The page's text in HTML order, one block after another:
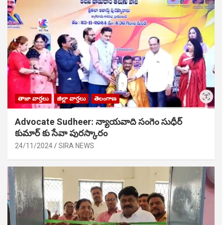
తాజా వార్తలు జిల్లా వార్తలు తెలంగాణ
Advocate Sudheer: న్యాయవాది సంగెం సుధీర్
కుమార్ కు సేవా పురస్కారం
24/11/2024 SIRA NEWS